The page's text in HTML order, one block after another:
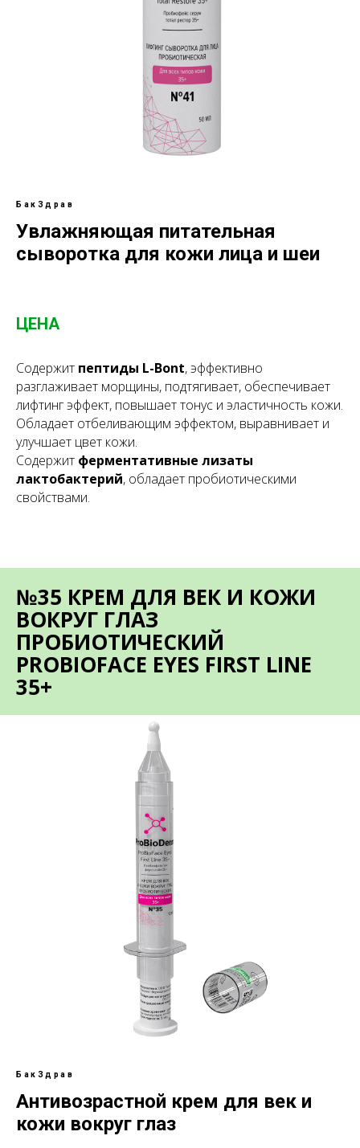
БакЗдрав
Увлажняющая питательная
сыворотка для кожи лица и шеи
ЦЕНА
Содержит пептиды L-Bont, эффективно
разглаживает морщины, подтягивает, обеспечивает
лифтинг эффект, повышает тонус и эластичность кожи.
Обладает отбеливающим эффектом, выравнивает и
улучшает цвет кожи.
Содержит ферментативные лизаты
лактобактерий, обладает пробиотическими
свойствами.
№35 КРЕМ ДЛЯ ВЕК И КОЖИ
ВОКРУГ ГЛАЗ
ПРОБИОТИЧЕСКИЙ
PROBIOFACE EYES FIRST LINE
35+
БакЗдрав
Антивозрастной крем для век и
кожи вокруг глаз